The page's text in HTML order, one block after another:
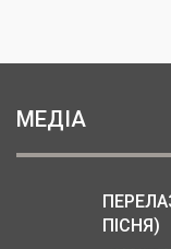
МЕДІА
ПІСНЯ)